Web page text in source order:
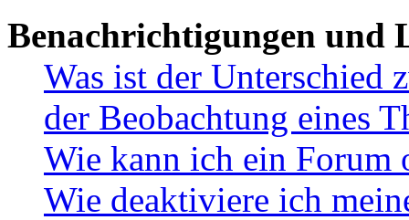
Benachrichtigungen und
Was ist der Unterschied
der Beobachtung eines
Wie kann ich ein Forum
Wie deaktiviere ich